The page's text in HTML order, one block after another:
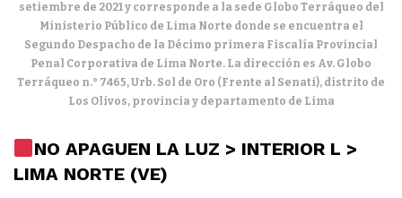
setiembre de 2021 y corresponde a la sede Globo Terráqueo del
Ministerio Público de Lima Norte donde se encuentra el
Segundo Despacho de la Décimo primera Fiscalía Provincial
Penal Corporativa de Lima Norte. La dirección es Av. Globo
Terráqueo n.° 7465, Urb. Sol de Oro (Frente al Senati), distrito de
Los Olivos, provincia y departamento de Lima
NO APAGUEN LA LUZ > INTERIOR L >
LIMA NORTE (VE)